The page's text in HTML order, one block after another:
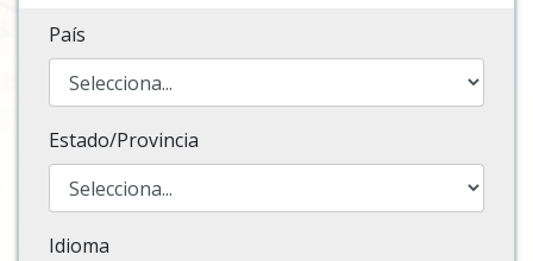
País
Estado/Provincia
Idioma